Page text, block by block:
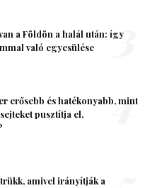
a Földön a halál után: így
való egyesülése
3
erősebb és hatékonyabb, mint
pusztítja el,
4
amivel irányítják a